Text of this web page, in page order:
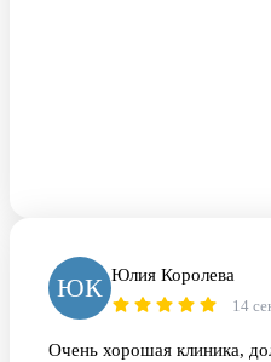
ЮК Юлия Королева
14
Очень хорошая клиника,